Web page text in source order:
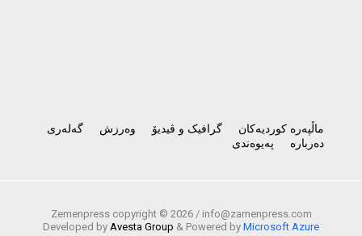
ماڵپەرە کوردیەکان گرافیک و ڤیدیۆ وەرزش
گەلەری
دەربارە
پەیوەندی
Zemenpress copyright © 2026 / info@zamenpress.com
Developed by Avesta Group & Powered by Microsoft Azure